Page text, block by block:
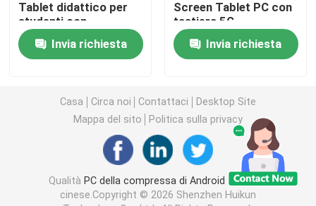
Tablet touch screen
Compressa Kidspad
Tablet didattico per studenti
PC tablet da 7 pollici
PC tablet da 8 pollici
Tablet didattico per
studenti con
funzionalità dual SIM
Invia richiesta
Screen Tablet PC con
tastiera 5G
8*CortexTm-A53
CM10016 più
Invia richiesta
Casa Circa noi Contattaci
Desktop Site
Mappa del sito
Politica sulla privacy
Qualità PC della compressa di Android
Fabbrica
cinese.Copyright © 2026 Shenzhen Huikun